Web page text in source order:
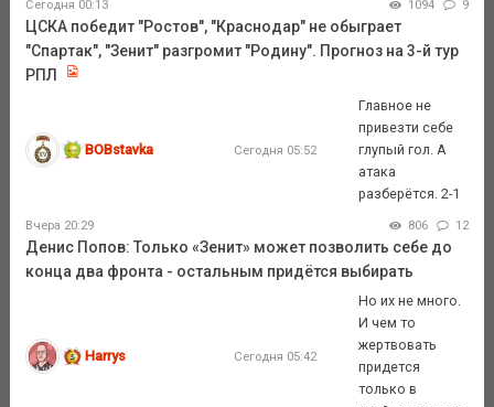
Сегодня 00:13 1094 9
ЦСКА победит "Ростов", "Краснодар" не обыграет
"Спартак", "Зенит" разгромит "Родину". Прогноз на 3-й тур
РПЛ
BOBstavka Сегодня 05:52
Главное не
привезти себе
глупый гол. А
атака
разберётся. 2-1
Вчера 20:29 806 12
Денис Попов: Только «Зенит» может позволить себе до
конца два фронта - остальным придётся выбирать
Harrys Сегодня 05:42
Но их не много.
И чем то
жертвовать
придется
только в